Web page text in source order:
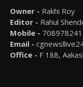
Owner - Rakhi Roy
Editor - Rahul
Mobile -
Email -
Office - F 188,